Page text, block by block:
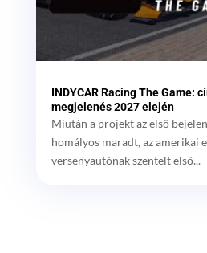
INDYCAR Racing The Game:
megjelenés 2027 elején
Miután a projekt az első
homályos maradt, az amerikai
versenyautónak szentelt első...